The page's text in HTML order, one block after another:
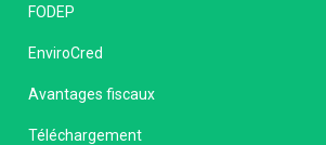
FODEP
EnviroCred
Avantages fiscaux
Téléchargement